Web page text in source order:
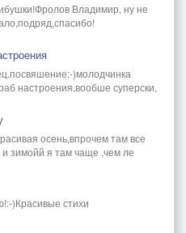
Владимир, ну не
)молодчинка
настроения,вообше суперски,
осень,впрочем там все
зимойй я там чаще ,чем ле
)Красивые стихи